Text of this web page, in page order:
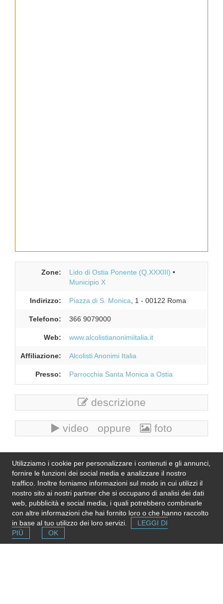
Zone:
Lido di Ostia Ponente (Q.XXXIII)
Municipio X
Indirizzo: Piazza di S. Monica, 1 - 00122 Roma
Telefono: 366 9079000
Web: www.alcolistianonimiitalia.it
Affiliazione: Alcolisti Anonimi Italia
Presso: Parrocchia Santa Monica a Ostia
descrizione
video oppure foto
Se l'informazione in questa pagina non è corretta, aggiornata
e completa,inviaci una nota. Grazie!
Please note: We do not represent the above
organization/service: send any inquiry or complaint directly to
it. Please do not send us CVs or applications!
Utilizziamo i cookie per personalizzare i contenuti e gli annunci,
fornire le funzioni dei social media e analizzare il nostro
traffico. Inoltre forniamo informazioni sul modo in cui utilizzi il
nostro sito ai nostri partner che si occupano di analisi dei dati
web, pubblicità e social media, i quali potrebbero combinarle
con altre informazioni che hai fornito loro o che hanno raccolto
in base al tuo utilizzo dei loro servizi.
LEGGI DI
PIÙ
OK